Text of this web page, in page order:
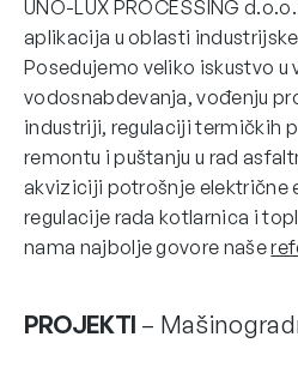
UNO-LUX PROCESSING
aplikacija u oblasti
Posedujemo veliko iskustvo u
vodosnabdevanja, vođenju
industriji, regulaciji termičkih
remontu i puštanju u rad
akviziciji potrošnje električne
regulacije rada kotlarnica i
nama najbolje govore naše
PROJEKTI –